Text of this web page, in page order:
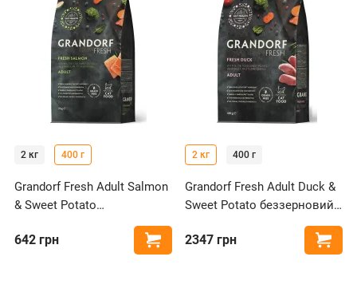
2 кг 400 г
Grandorf Fresh Adult Salmon
& Sweet Potato
беззерновий з лососем та
бататом для котів
642 грн Купити
2 кг 400 г
Grandorf Fresh Adult Duck &
Sweet Potato беззерновий
з качкою та бататом для
котів
2347 грн